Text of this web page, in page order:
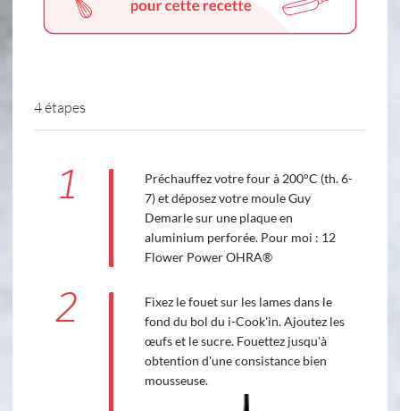
4 étapes
1
Préchauffez votre four à 200°C (th. 6-
7) et déposez votre moule Guy
Demarle sur une plaque en
aluminium perforée. Pour moi : 12
Flower Power OHRA®
2
Fixez le fouet sur les lames dans le
fond du bol du i-Cook'in. Ajoutez les
œufs et le sucre. Fouettez jusqu'à
obtention d'une consistance bien
mousseuse.